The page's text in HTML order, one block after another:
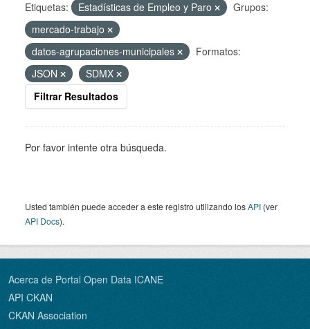
Etiquetas: Estadísticas de Empleo y Paro
Grupos:
mercado-trabajo
datos-agrupaciones-municipales
Formatos:
JSON
SDMX
Filtrar Resultados
Por favor intente otra búsqueda.
Usted también puede acceder a este registro utilizando losAPI (ver
API Docs).
Acerca de Portal Open Data ICANE
API CKAN
CKAN Association